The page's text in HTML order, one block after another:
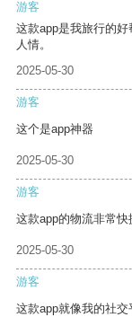
游客
这款app是我旅行的
人情。
2025-05-30
游客
这个是app神器
2025-05-30
游客
这款app的物流非常快
2025-05-30
游客
这款app就像我的社交